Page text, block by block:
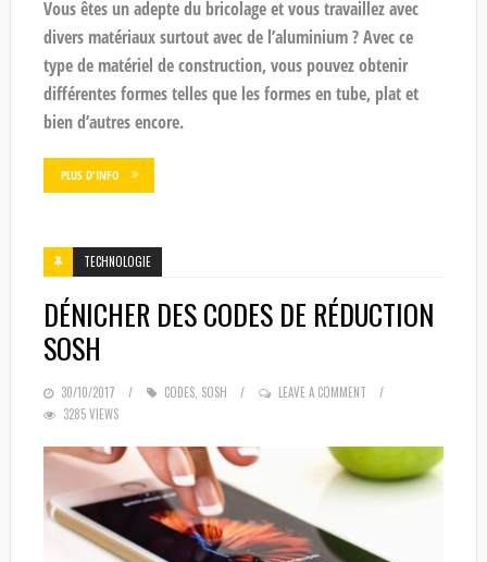
Vous êtes un adepte du bricolage et vous travaillez avec
divers matériaux surtout avec de l’aluminium ? Avec ce
type de matériel de construction, vous pouvez obtenir
différentes formes telles que les formes en tube, plat et
bien d’autres encore.
PLUS D'INFO
TECHNOLOGIE
DÉNICHER DES CODES DE RÉDUCTION
SOSH
POSTED
ON
30/10/2017 CODES, SOSH
LEAVE A COMMENT
3285 VIEWS